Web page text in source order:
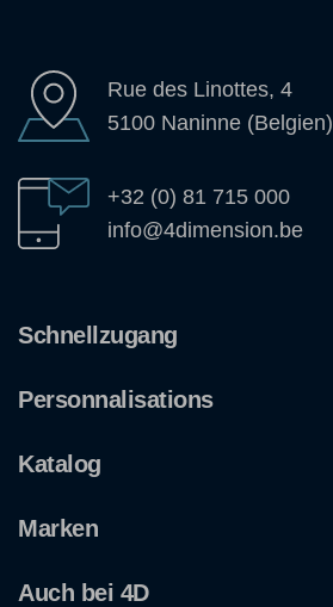
Rue des Linottes, 4
5100 Naninne (Belgien)
+32 (0) 81 715 000
info@4dimension.be
Schnellzugang
Personnalisations
Katalog
Marken
Auch bei 4D